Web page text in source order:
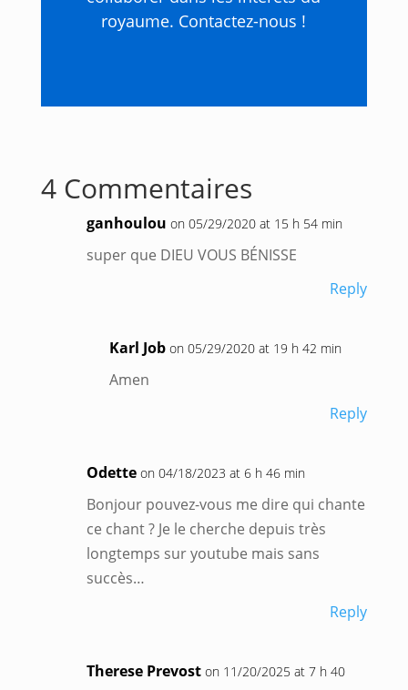
royaume. Contactez-nous !
4 Commentaires
ganhoulou on 05/29/2020 at 15 h 54 min
super que DIEU VOUS BÉNISSE
Reply
Karl Job on 05/29/2020 at 19 h 42 min
Amen
Reply
Odette on 04/18/2023 at 6 h 46 min
Bonjour pouvez-vous me dire qui chante
ce chant ? Je le cherche depuis très
longtemps sur youtube mais sans
succès…
Reply
Therese Prevost on 11/20/2025 at 7 h 40